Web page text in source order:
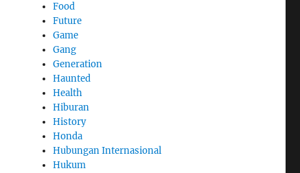
Food
Future
Game
Gang
Generation
Haunted
Health
Hiburan
History
Honda
Hubungan Internasional
Hukum